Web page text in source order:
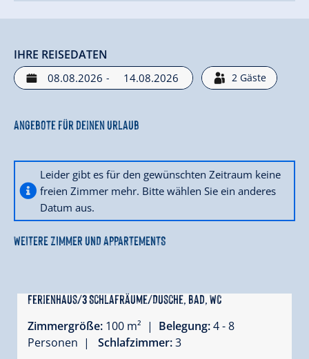
IHRE REISEDATEN
- 2 Gäste
Angebote für deinen Urlaub
Leider gibt es für den gewünschten Zeitraum keine
freien Zimmer mehr. Bitte wählen Sie ein anderes
Datum aus.
WEITERE ZIMMER UND APPARTEMENTS
Ferienhaus/3 Schlafräume/Dusche, Bad, WC
Zimmergröße: 100 m² | Belegung:4 - 8
Personen |
Schlafzimmer:3